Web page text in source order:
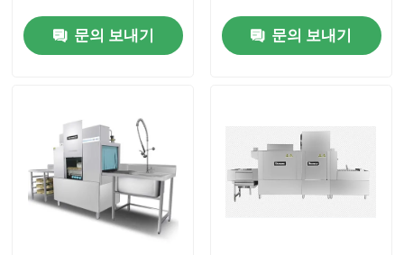
품질 관리
견적 요청
상업적 식기 세척기 기계
문의 보내기 문의 보내기